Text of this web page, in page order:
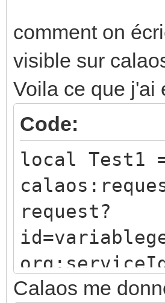
comment on
visible sur
Voila ce que j'ai
Code:
local Test1
request?
Calaos me